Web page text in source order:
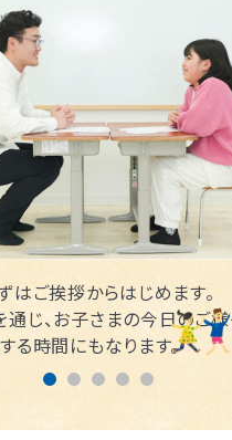
はご挨拶からはじめます。
じ、お子さまの今日のご様
る時間にもなります。